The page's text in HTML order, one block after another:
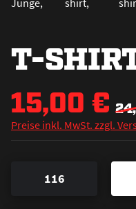
T-
15,00 €
Preise inkl. MwSt. zzgl.
116